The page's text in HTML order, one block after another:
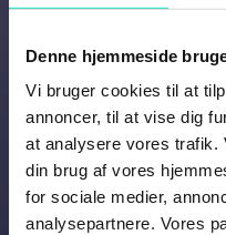
Denne hjemmeside
Vi bruger cookies til at
annoncer, til at vise dig
at analysere vores trafik.
din brug af vores
for sociale medier,
analysepartnere. Vores
Navigation
Om AI DAY
Program